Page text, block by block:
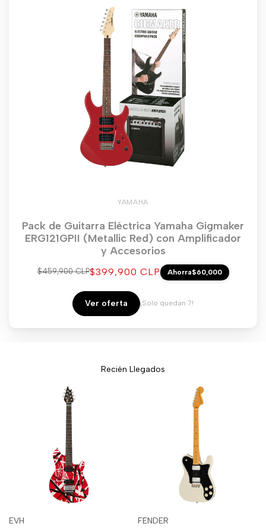
YAMAHA
Pack de Guitarra Eléctrica Yamaha Gigmaker
ERG121GPII (Metallic Red) con Amplificador
y Accesorios
Precio
$459,900 CLPPrecio
venta
$399,900 CLP Ahorra$60,000
Ver oferta ¡Solo quedan 7!
Recién Llegados
sesión
Proveedor:
EVH
sesión
sesión
Vista
Proveedor:
FENDER